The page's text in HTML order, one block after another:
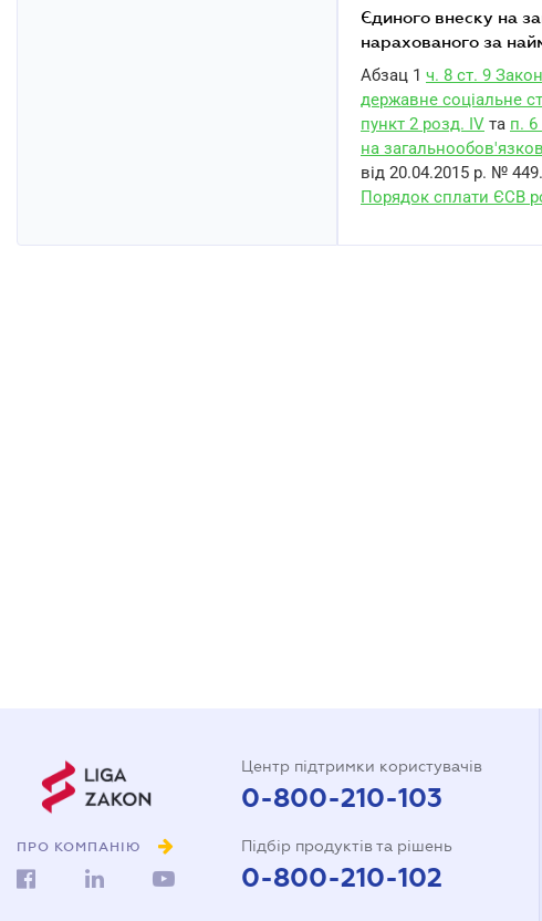
єдиного внеску на загальнообов'язкове державне соціальне страхування,
нарахованого за
Абзац 1 ч. 8 ст. 9
державне соціальне
пункт 2 розд. IV та п. 6
на
від 20.04.2015 р. № 449.
Порядок сплати ЄСВ
ПРО КОМПАНІЮ
Центр підтримки користувачів
0-800-210-103
Підбір продуктів та рішень
0-800-210-102